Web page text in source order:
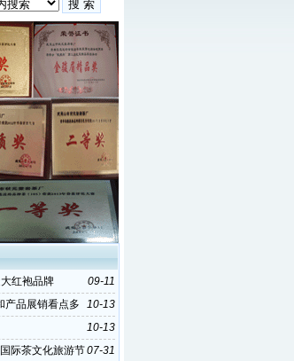
09-11
红袍品牌
10-13
产品展销看点多
10-13
07-31
际茶文化旅游节